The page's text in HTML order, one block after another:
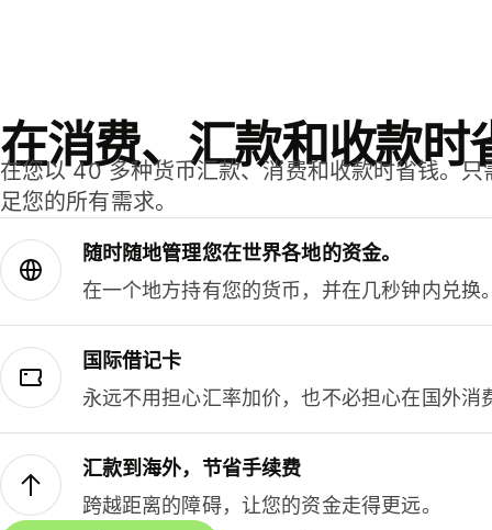
在消费、汇款和收款时
在您以 40 多种货币汇款、消费和收款时省钱。
足您的所有需求。
随时随地管理您在世界各地的资金。
在一个地方持有您的货币，并在几秒钟内兑换
国际借记卡
永远不用担心汇率加价，也不必担心在国外消
汇款到海外，节省手续费
跨越距离的障碍，让您的资金走得更远。